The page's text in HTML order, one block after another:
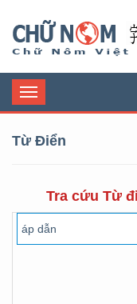
Toggle
navigation
Từ Điển
Tra cứu Từ